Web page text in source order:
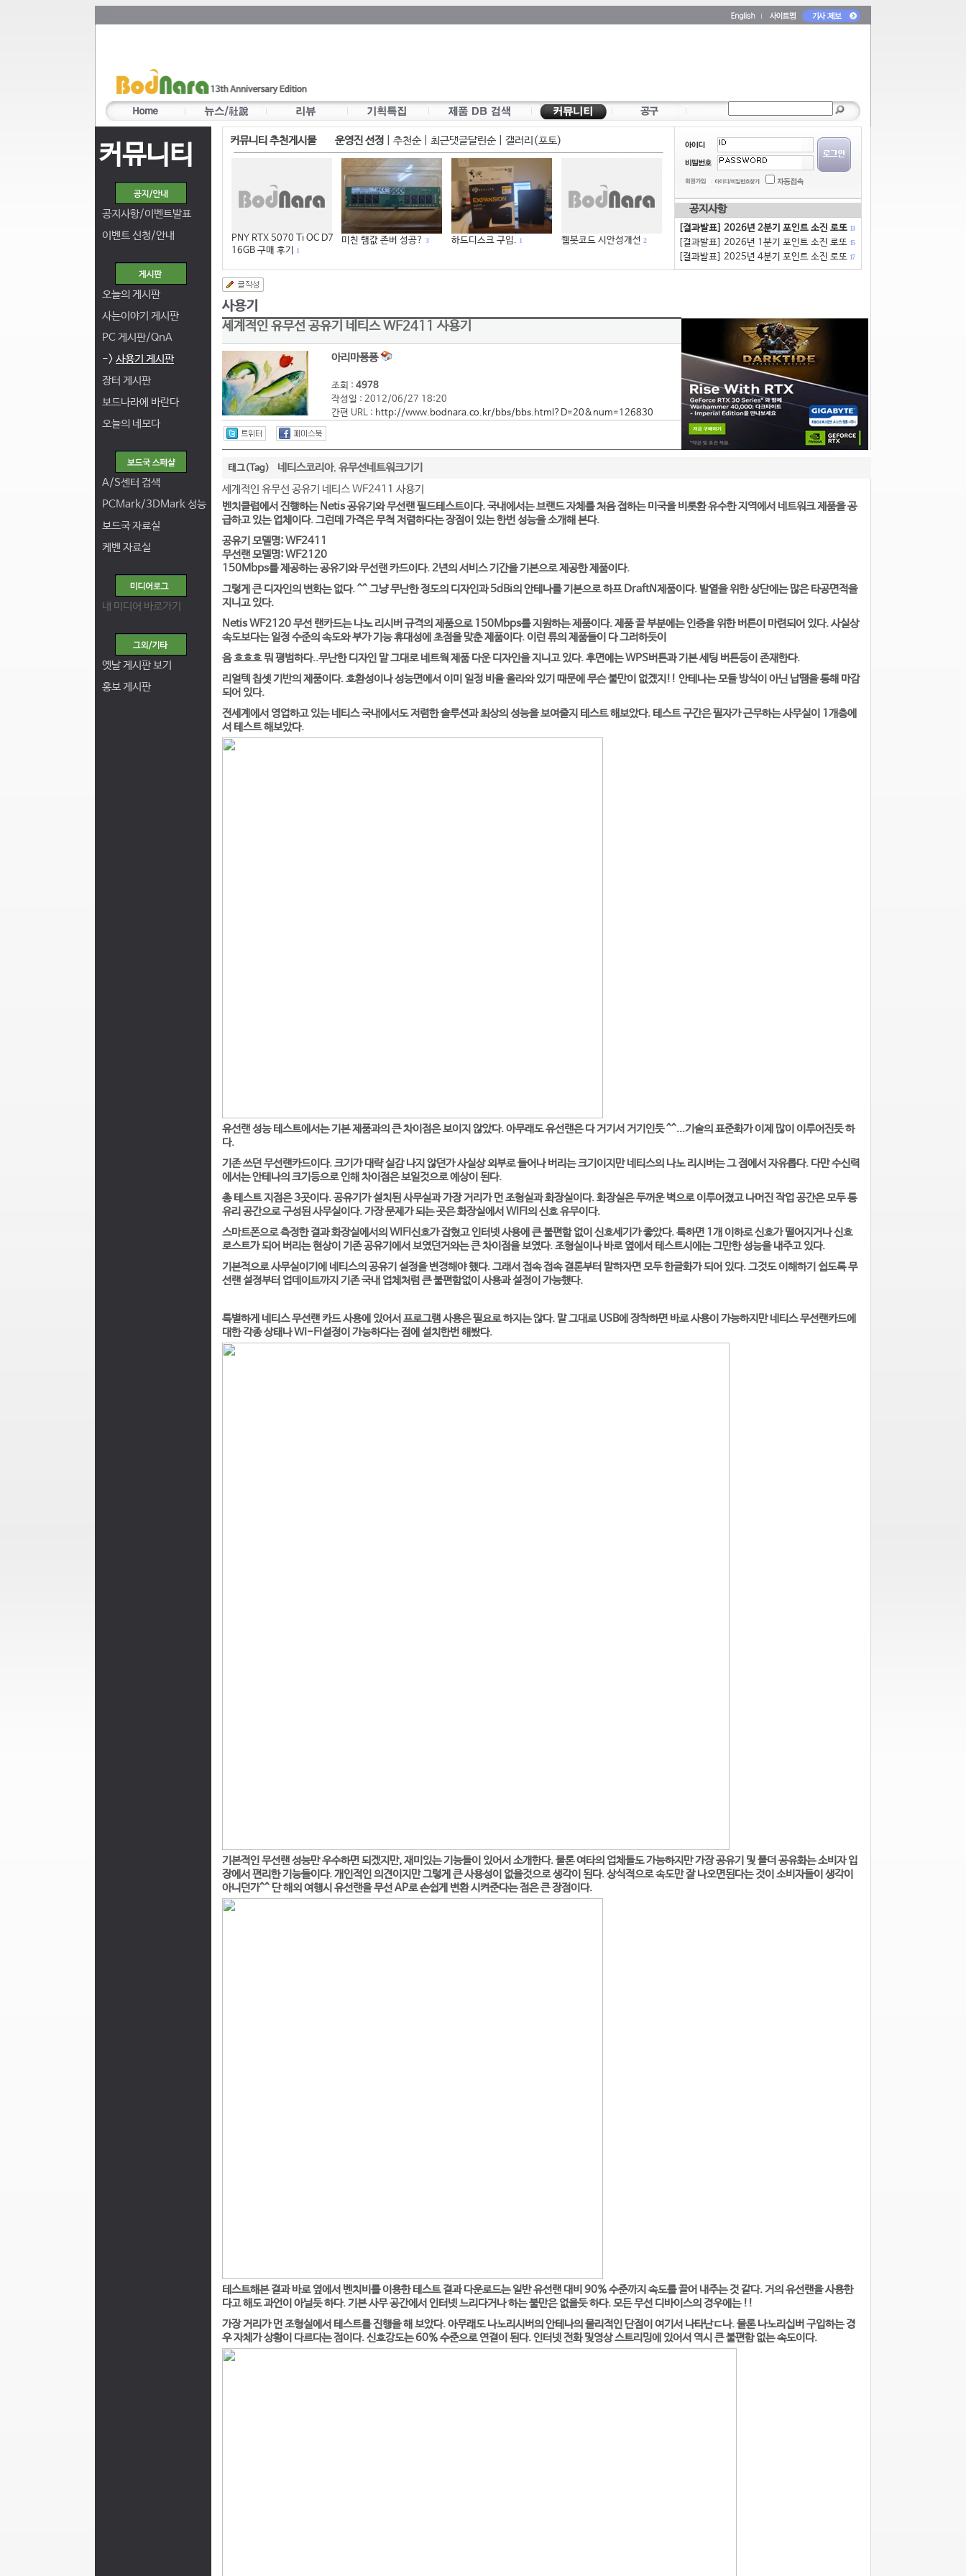
커뮤니티
공지사항/이벤트발표
이벤트 신청/안내
오늘의 게시판
사는이야기 게시판
PC 게시판/QnA
-> 사용기 게시판
장터 게시판
보드나라에 바란다
오늘의 네모다
A/S센터 검색
PCMark/3DMark 성능
보드국 자료실
케벤 자료실
내 미디어 바로가기
옛날 게시판 보기
홍보 게시판
커뮤니티 추천게시물 운영진 선정 추천순| 최근댓글달린순| 갤러리(포토)
PNY RTX 5070 Ti OC D7
16GB 구매 후기
1
미친 램값 존버 성공? 3 하드디스크 구입. 1 웹봇코드 시안성개선 2
공지사항
[결과발표] 2026년 2분기 포인트 소진 로또 13
[결과발표] 2026년 1분기 포인트 소진 로또 15
[결과발표] 2025년 4분기 포인트 소진 로또 17
세계적인 유무선 공유기 네티스 WF2411 사용기
아리마퐁퐁
조회 : 4978
작성일 : 2012/06/27 18:20
간편 URL : http://www.bodnara.co.kr/bbs/bbs.html?D=20&num=126830
태그(Tag) 네티스코리아, 유무선네트워크기기
세계적인 유무선 공유기 네티스 WF2411 사용기
벤치클럽에서 진행하는 Netis 공유기와 무선랜 필드테스트이다. 국내에서는 브랜드 자체를 처음 접하는 미국을 비롯환 유수한 지역에서 네트워크 제품을 공
급하고 있는 업체이다. 그런데 가격은 무척 저렴하다는 장점이 있는 한번 성능을 소개해 본다.
공유기 모델명: WF2411
무선랜 모델명: WF2120
150Mbps를 제공하는 공유기와 무선랜 카드이다. 2년의 서비스 기간을 기본으로 제공한 제품이다.
그렇게 큰 디자인의 변화는 없다. ^^ 그냥 무난한 정도의 디자인과 5dBi의 안테나를 기본으로 하프 DraftN제품이다. 발열을 위한 상단에는 많은 타공면적을
지니고 있다.
Netis WF2120 무선 랜카드는 나노 리시버 규격의 제품으로 150Mbps를 지원하는 제품이다. 제품 끝 부분에는 인증을 위한 버튼이 마련되어 있다. 사실상
속도보다는 일정 수준의 속도와 부가 기능 휴대성에 초점을 맞춘 제품이다. 이런 류의 제품들이 다 그러하듯이
음 흐흐흐 뭐 평범하다..무난한 디자인 말 그대로 네트웍 제품 다운 디자인을 지니고 있다. 후면에는 WPS버튼과 기본 세팅 버튼등이 존재한다.
리얼텍 칩셋 기반의 제품이다. 호환성이나 성능면에서 이미 일정 비율 올라와 있기 때문에 무슨 불만이 없겠지!! 안테나는 모듈 방식이 아닌 납땜을 통해 마감
되어 있다.
전세계에서 영업하고 있는 네티스 국내에서도 저렴한 솔루션과 최상의 성능을 보여줄지 테스트 해보았다. 테스트 구간은 필자가 근무하는 사무실이 1개층에
서 테스트 해보았다.
유선랜 성능 테스트에서는 기본 제품과의 큰 차이점은 보이지 않았다. 아무래도 유선랜은 다 거기서 거기인듯 ^^...기술의 표준화가 이제 많이 이루어진듯 하
다.
기존 쓰던 무선랜카드이다. 크기가 대략 실감 나지 않던가 사실상 외부로 들어나 버리는 크기이지만 네티스의 나노 리시버는 그 점에서 자유롭다. 다만 수신력
에서는 안테나의 크기등으로 인해 차이점은 보일것으로 예상이 된다.
총 테스트 지점은 3곳이다. 공유기가 설치된 사무실과 가장 거리가 먼 조형실과 화장실이다. 화장실은 두꺼운 벽으로 이루어졌고 나머진 작업 공간은 모두 통
유리 공간으로 구성된 사무실이다. 가장 문제가 되는 곳은 화장실에서 WIFI의 신호 유무이다.
스마트폰으로 측정한 결과 화장실에서의 WIFI신호가 잡혔고 인터넷 사용에 큰 불편함 없이 신호세기가 좋았다. 툭하면 1개 이하로 신호가 떨어지거나 신호
로스트가 되어 버리는 현상이 기존 공유기에서 보였던거와는 큰 차이점을 보였다. 조형실이나 바로 옆에서 테스트시에는 그만한 성능을 내주고 있다.
기본적으로 사무실이기에 네티스의 공유기 설정을 변경해야 했다. 그래서 접속 접속 결론부터 말하자면 모두 한글화가 되어 있다. 그것도 이해하기 쉽도록 무
선랜 설정부터 업데이트까지 기존 국내 업체처럼 큰 불편함없이 사용과 설정이 가능했다.
특별하게 네티스 무선랜 카드 사용에 있어서 프로그램 사용은 필요로 하지는 않다. 말 그대로 USB에 장착하면 바로 사용이 가능하지만 네티스 무선랜카드에
대한 각종 상태나 WI-FI설정이 가능하다는 점에 설치한번 해봤다.
기본적인 무선랜 성능만 우수하면 되겠지만, 재미있는 기능들이 있어서 소개한다. 물론 여타의 업체들도 가능하지만 가장 공유기 및 폴더 공유화는 소비자 입
장에서 편리한 기능들이다. 개인적인 의견이지만 그렇게 큰 사용성이 없을것으로 생각이 된다. 상식적으로 속도만 잘 나오면된다는 것이 소비자들이 생각이
아니던가^^ 단 해외 여행시 유선랜을 무선 AP로 손쉽게 변환 시켜준다는 점은 큰 장점이다.
테스트해본 결과 바로 옆에서 벤치비를 이용한 테스트 결과 다운로드는 일반 유선랜 대비 90% 수준까지 속도를 끌어 내주는 것 같다. 거의 유선랜을 사용한
다고 해도 과언이 아닐듯 하다. 기본 사무 공간에서 인터넷 느리다거나 하는 불만은 없을듯 하다. 모든 무선 디바이스의 경우에는 !!
가장 거리가 먼 조형실에서 테스트를 진행을 해 보았다. 아무래도 나노리시버의 안테나의 물리적인 단점이 여기서 나타난ㄷ나. 물론 나노리십버 구입하는 경
우 자체가 상황이 다르다는 점이다. 신호강도는 60% 수준으로 연결이 된다. 인터넷 전화 및영상 스트리밍에 있어서 역시 큰 불편함 없는 속도이다.